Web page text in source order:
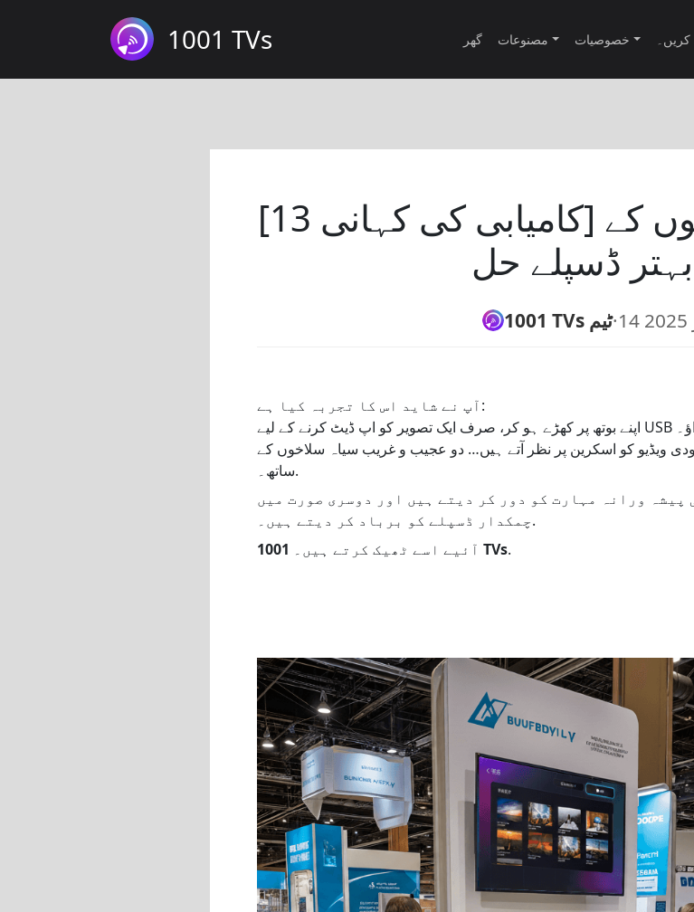
1001 TVs گھر مصنوعات خصوصیات کریں۔
[کامیابی کی کہانی 13] تقریبات اور نمائشوں کے
بہتر ڈسپلے حل
1001 TVs ٹیم·
آپ نے شاید اس کا تجربہ کیا ہے:
ویڈیو کو اسکرین پر نظر آتے ہیں… دو عجیب و غریب سیاہ سلاخوں کے
ساتھ۔.
ورانہ مہارت کو دور کر دیتے ہیں اور دوسری صورت میں
چمکدار ڈسپلے کو برباد کر دیتے ہیں۔.
آئیے اسے ٹھیک کرتے ہیں۔ 1001 TVs.